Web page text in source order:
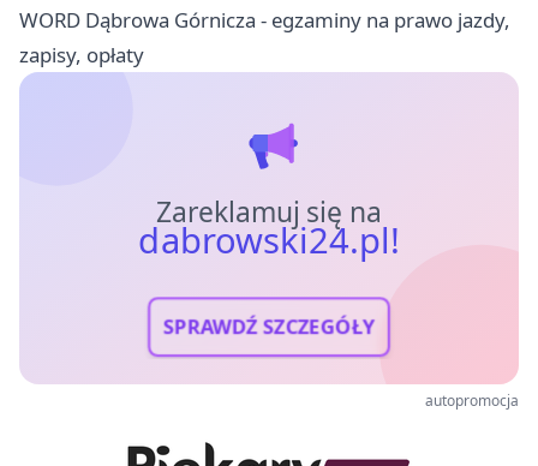
WORD Dąbrowa Górnicza - egzaminy na prawo jazdy,
zapisy, opłaty
Zareklamuj się na
dabrowski24.pl!
SPRAWDŹ SZCZEGÓŁY
autopromocja